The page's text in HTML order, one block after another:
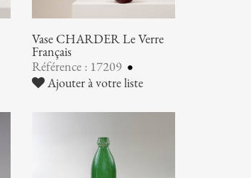
Vase CHARDER Le Verre
Français
Référence : 17209
Ajouter à votre liste